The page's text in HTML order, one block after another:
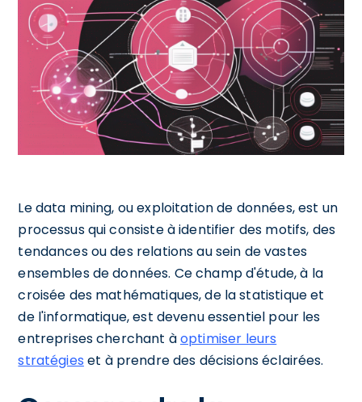
Le data mining, ou exploitation de données, est un
processus qui consiste à identifier des motifs, des
tendances ou des relations au sein de vastes
ensembles de données. Ce champ d'étude, à la
croisée des mathématiques, de la statistique et
de l'informatique, est devenu essentiel pour les
entreprises cherchant àoptimiser leurs
stratégies et à prendre des décisions éclairées.